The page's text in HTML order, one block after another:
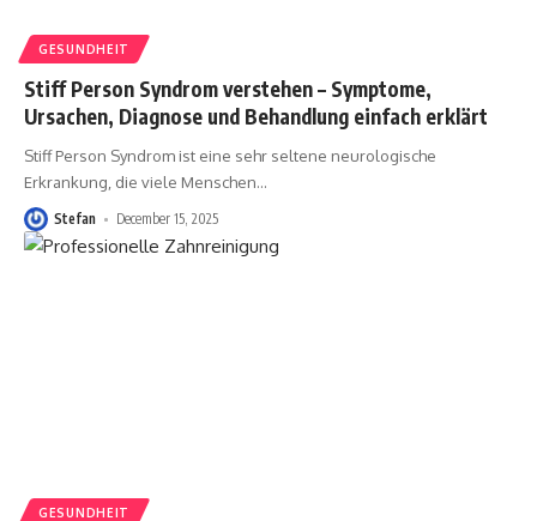
GESUNDHEIT
Stiff Person Syndrom verstehen – Symptome,
Ursachen, Diagnose und Behandlung einfach erklärt
Stiff Person Syndrom ist eine sehr seltene neurologische
Erkrankung, die viele Menschen…
Stefan December 15, 2025
GESUNDHEIT